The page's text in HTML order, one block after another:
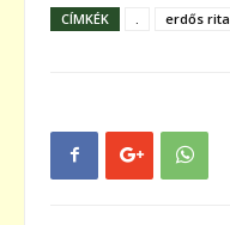
CÍMKÉK erdős rita